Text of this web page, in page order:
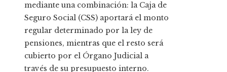
mediante una combinación: la Caja de
Seguro Social (CSS) aportará el monto
regular determinado por la ley de
pensiones, mientras que el resto será
cubierto por el Órgano Judicial a
través de su presupuesto interno.